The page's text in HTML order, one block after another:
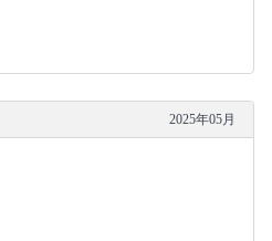
2025年05月